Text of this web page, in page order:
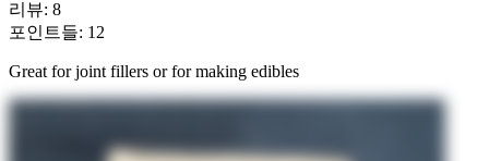
리뷰: 8
포인트들: 12
Great for joint fillers or for making edibles